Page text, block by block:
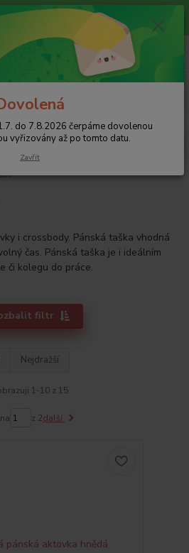
do 7.8.2026 čerpáme dovolenou
vyřizovány až po tomto datu.
i crossbody. Pánská taška vhodná
čas. Pánská taška je i ideálním
či kolegu do práce.
filtr
Nejdražší
1-10 z 15
z 2další
do 7.8.2026 čerpáme dovolenou
vyřizovány až po tomto datu.
Zavřít